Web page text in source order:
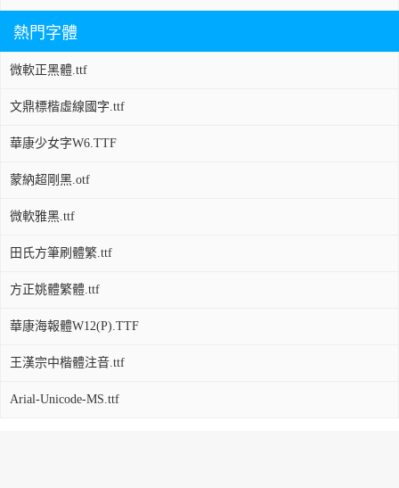
熱門字體
微軟正黑體.ttf
文鼎標楷虛線國字.ttf
華康少女字W6.TTF
蒙納超剛黑.otf
微軟雅黑.ttf
田氏方筆刷體繁.ttf
方正姚體繁體.ttf
華康海報體W12(P).TTF
王漢宗中楷體注音.ttf
Arial-Unicode-MS.ttf